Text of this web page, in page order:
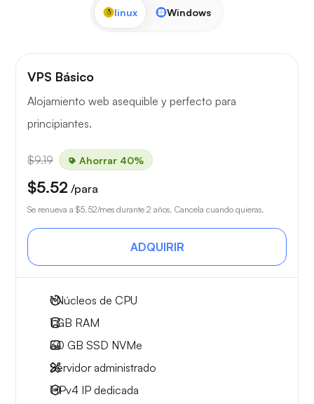
linux Windows
VPS Básico
Alojamiento web asequible y perfecto para
principiantes.
$9.19 Ahorrar 40%
$5.52 /para
Se renueva a $5.52/mes durante 2 años. Cancela cuando quieras.
ADQUIRIR
1Núcleos de CPU
1 GB RAM
30 GB SSD NVMe
Servidor administrado
1 IPv4 IP dedicada